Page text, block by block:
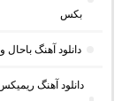
بکس
دانلود آهنگ